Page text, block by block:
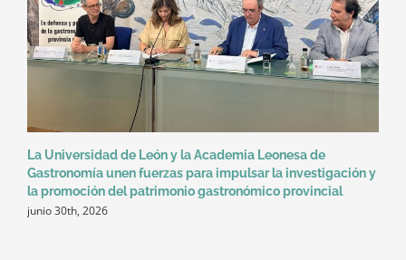
La Universidad de León y la Academia Leonesa de
Gastronomía unen fuerzas para impulsar la investigación y
la promoción del patrimonio gastronómico provincial
junio 30th, 2026